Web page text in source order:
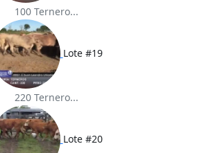
100 Ternero...
Lote #19
220 Ternero...
Lote #20